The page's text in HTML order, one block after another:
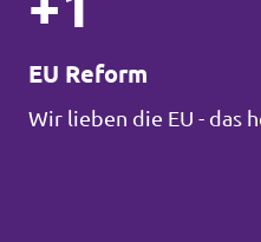
EU Reform
Wir lieben die EU - das